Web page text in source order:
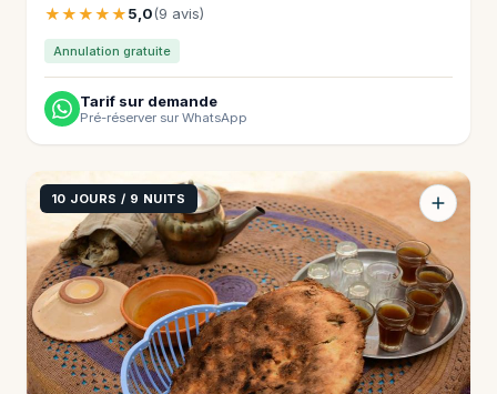
★★★★★5,0(9 avis)
Annulation gratuite
Tarif sur demande
Pré-réserver sur WhatsApp
10 JOURS / 9 NUITS